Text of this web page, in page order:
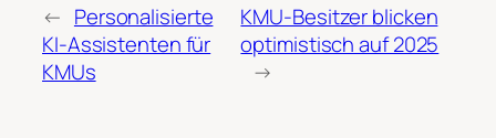
← Personalisierte
KI-Assistenten für
KMUs
KMU-Besitzer blicken
optimistisch auf 2025
→